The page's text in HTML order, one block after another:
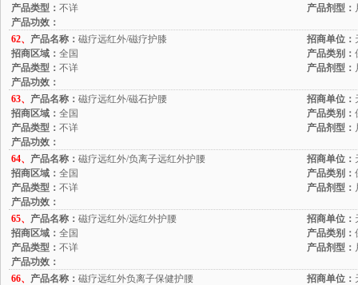
产品类型： 不详 产品剂型：
产品功效：
62、 产品名称： 磁疗远红外/磁疗护膝 招商单位：
招商区域： 全国 产品类别：
产品类型： 不详 产品剂型：
产品功效：
63、 产品名称： 磁疗远红外/磁石护腰 招商单位：
招商区域： 全国 产品类别：
产品类型： 不详 产品剂型：
产品功效：
64、 产品名称： 磁疗远红外/负离子远红外护腰 招商单位：
招商区域： 全国 产品类别：
产品类型： 不详 产品剂型：
产品功效：
65、 产品名称： 磁疗远红外/远红外护腰 招商单位：
招商区域： 全国 产品类别：
产品类型： 不详 产品剂型：
产品功效：
66、 产品名称： 磁疗远红外负离子保健护腰 招商单位：